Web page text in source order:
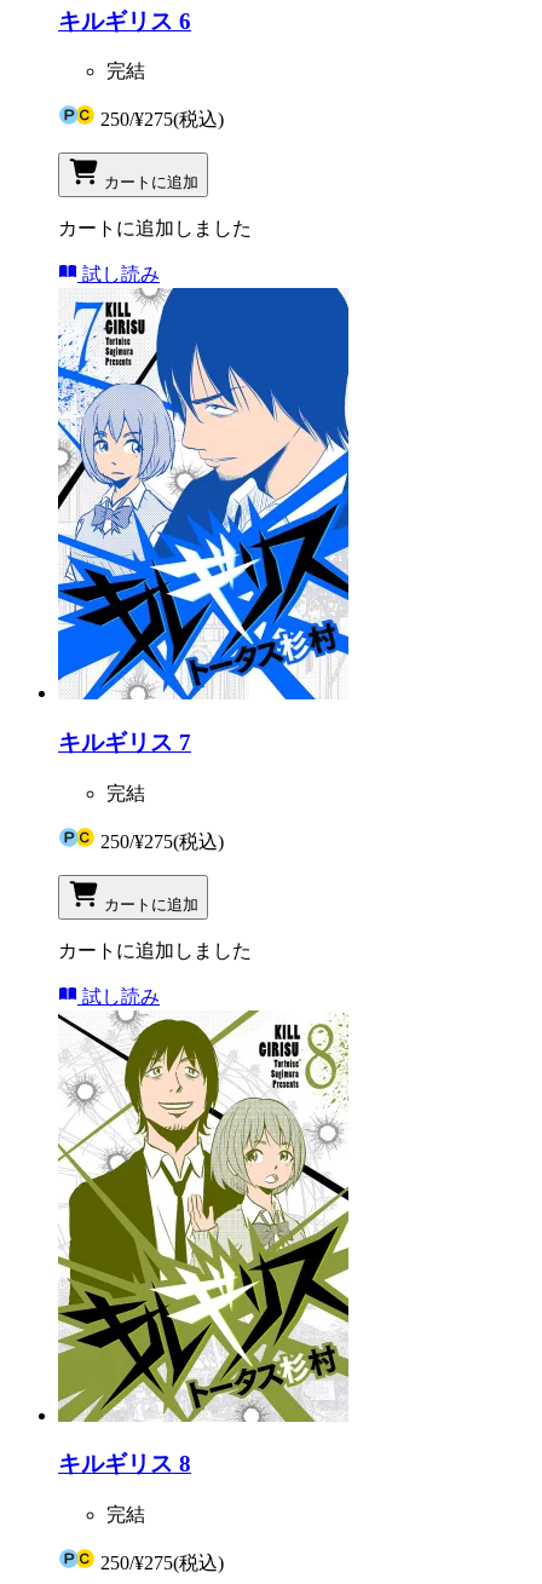
キルギリス 6
完結
250/¥275(税込)
カートに追加
カートに追加しました
試し読み
キルギリス 7
完結
250/¥275(税込)
カートに追加
カートに追加しました
試し読み
キルギリス 8
完結
250/¥275(税込)